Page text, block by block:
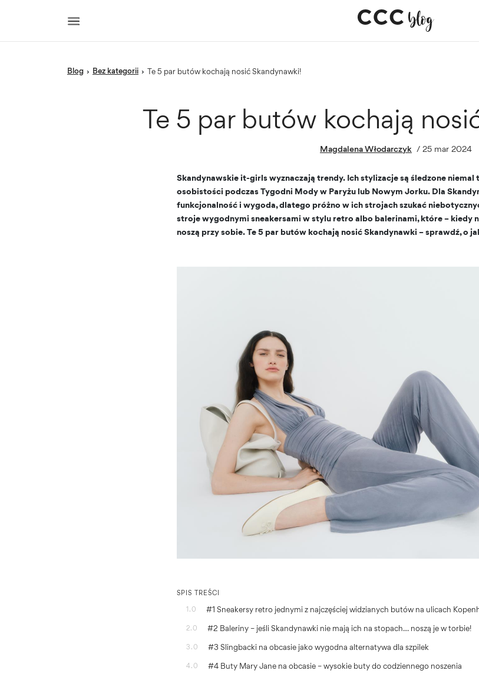
blog › Bez kategorii › Te 5 par butów kochają nosić Skandynawki!
Te 5 par butów kochają
Magdalena Włodarczyk / 25 mar 2024
Skandynawskie it-girls wyznaczają trendy. Ich stylizacje są śledzone
osobistości podczas Tygodni Mody w Paryżu lub Nowym Jorku. Dla
funkcjonalność i wygoda, dlatego próżno w ich strojach szukać
stroje wygodnymi sneakersami w stylu retro albo balerinami, które – kiedy
noszą przy sobie. Te 5 par butów kochają nosić Skandynawki – sprawdź, o
SPIS TREŚCI
1.0
#1 Sneakersy retro jednymi z najczęściej widzianych butów na ulicach
2.0 #2 Baleriny – jeśli Skandynawki nie mają ich na stopach… noszą je w torbie!
3.0 #3 Slingbacki na obcasie jako wygodna alternatywa dla szpilek
4.0 #4 Buty Mary Jane na obcasie – wysokie buty do codziennego noszenia